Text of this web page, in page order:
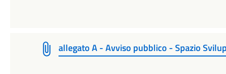
allegato A - Avviso pubblico - Spazio